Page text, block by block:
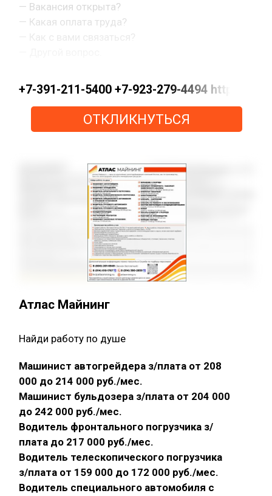
— Вакансия открыта?
— Какая оплата труда?
+7-391-211-5400 +7-923-279-4494 https://
ОТКЛИКНУТЬСЯ
Атлас Майнинг
Найди работу по душе
Машинист автогрейдера з/плата от 208
000 до 214 000 руб./мес.
Машинист бульдозера з/плата от 204 000
до 242 000 руб./мес.
Водитель фронтального погрузчика з/
плата до 217 000 руб./мес.
Водитель телескопического погрузчика
з/плата от 159 000 до 172 000 руб./мес.
Водитель специального автомобиля с